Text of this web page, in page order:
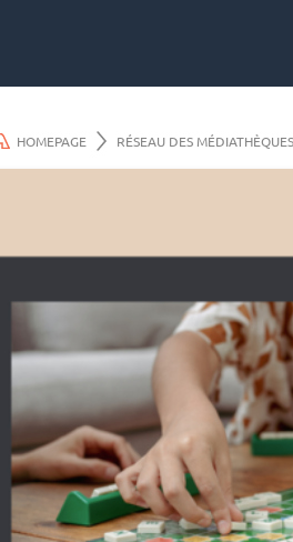
HOMEPAGE RÉSEAU DES MÉDIATHÈQUES